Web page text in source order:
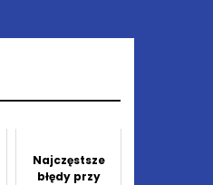
Najczęstsze
błędy przy